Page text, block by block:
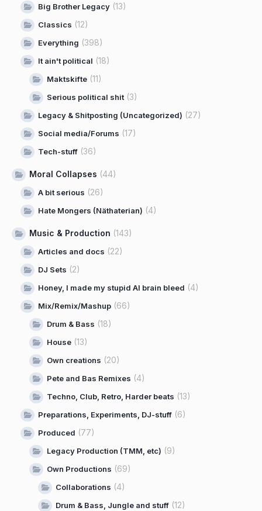
Big Brother Legacy (13)
Classics (12)
Everything (398)
It ain't political (18)
Maktskifte (11)
Serious political shit(3)
Legacy & Shitposting (Uncategorized) (27)
Social media/Forums (17)
Tech-stuff (36)
Moral Collapses (44)
A bit serious (26)
Hate Mongers (Näthaterian) (4)
Music & Production (143)
Articles and docs (22)
DJ Sets (2)
Honey, I made my stupid AI brain bleed (4)
Mix/Remix/Mashup (66)
Drum & Bass (18)
House (13)
Own creations (20)
Pete and Bas Remixes (4)
Techno, Club, Retro, Harder beats (13)
Preparations, Experiments, DJ-stuff (6)
Produced (77)
Legacy Production (TMM, etc) (9)
Own Productions (69)
Collaborations (4)
Drum & Bass, Jungle and stuff (12)